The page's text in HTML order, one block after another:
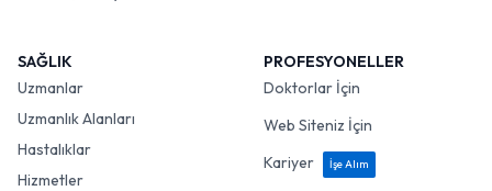
SAĞLIK
Uzmanlar
Uzmanlık Alanları
Hastalıklar
Hizmetler
PROFESYONELLER
Doktorlar İçin
Web Siteniz İçin
Kariyer
İşe Alım